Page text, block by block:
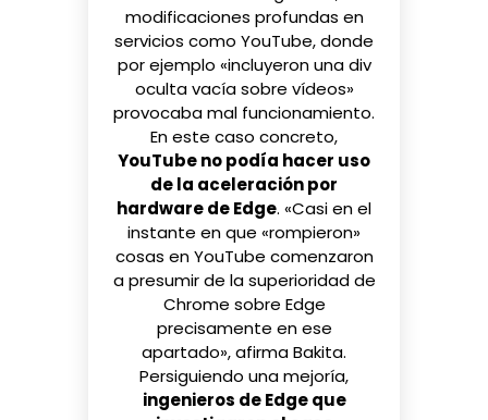
modificaciones profundas en
servicios como YouTube, donde
por ejemplo «incluyeron una div
oculta vacía sobre vídeos»
provocaba mal funcionamiento.
En este caso concreto,
YouTube no podía hacer uso
de la aceleración por
hardware de Edge. «Casi en el
instante en que «rompieron»
cosas en YouTube comenzaron
a presumir de la superioridad de
Chrome sobre Edge
precisamente en ese
apartado», afirma Bakita.
Persiguiendo una mejoría,
ingenieros de Edge que